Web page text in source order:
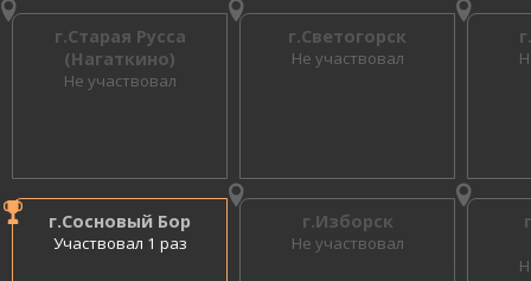
г.Старая Русса
(Нагаткино)
Не участвовал
г.Светогорск
Не участвовал
г.Сосновый Бор
Участвовал 1 раз
г.Изборск
Не участвовал